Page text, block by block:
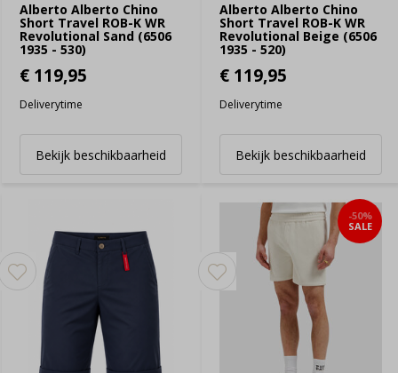
Alberto Alberto Chino
Short Travel ROB-K WR
Revolutional Sand (6506
1935 - 530)
€ 119,95
Deliverytime
Bekijk beschikbaarheid
Alberto Alberto Chino
Short Travel ROB-K WR
Revolutional Beige (6506
1935 - 520)
€ 119,95
Deliverytime
Bekijk beschikbaarheid
-50%
SALE